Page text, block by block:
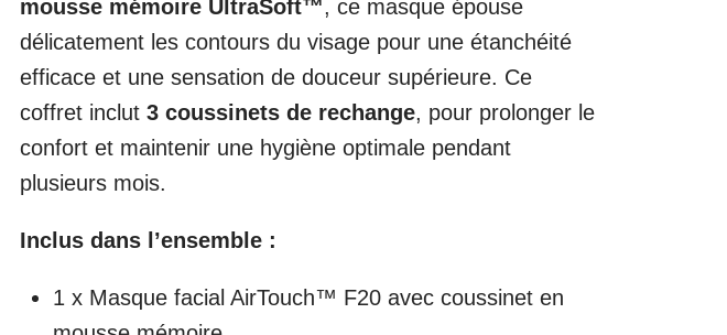
mousse mémoire UltraSoft™, ce masque épouse
délicatement les contours du visage pour une étanchéité
efficace et une sensation de douceur supérieure. Ce
coffret inclut 3 coussinets de rechange, pour prolonger le
confort et maintenir une hygiène optimale pendant
plusieurs mois.
Inclus dans l’ensemble :
1 x Masque facial AirTouch™ F20 avec coussinet en